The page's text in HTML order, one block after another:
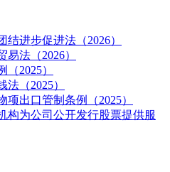
进步促进法（2026）
法（2026）
2025）
（2025）
出口管制条例（2025）
构为公司公开发行股票提供服